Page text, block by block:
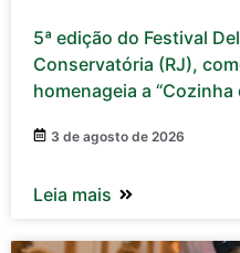
5ª edição do Festival
Conservatória (RJ),
homenageia a “Cozinha
3 de agosto de 2026
Leia mais